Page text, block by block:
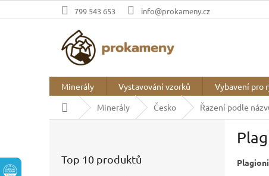
na
799 543 653 info@prokameny.cz
Minerály Vystavování vzorků Vybavení pro
Domů
Minerály Česko Řazení podle
Top 10 produktů